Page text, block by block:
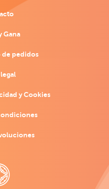
Gana
de pedidos
y Cookies